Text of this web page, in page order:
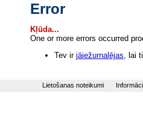
Error
Kļūda...
One or more errors occurred
Tev ir jāiežurnalējas, lai
Lietošanas noteikumi